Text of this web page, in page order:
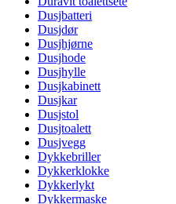
Dusjbatteri
Dusjdør
Dusjhjørne
Dusjhode
Dusjhylle
Dusjkabinett
Dusjkar
Dusjstol
Dusjtoalett
Dusjvegg
Dykkebriller
Dykkerklokke
Dykkerlykt
Dykkermaske